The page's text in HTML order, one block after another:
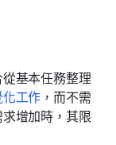
基本任務整理
工作 ，而不需
增加時，其限